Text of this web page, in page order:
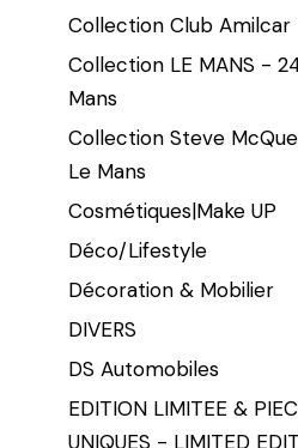
Collection Club Amilcar
Collection LE MANS -
Mans
Collection Steve
Le Mans
Cosmétiques|Make UP
Déco/Lifestyle
Décoration & Mobilier
DIVERS
DS Automobiles
EDITION LIMITEE &
UNIQUES - LIMITED